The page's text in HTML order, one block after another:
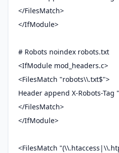
</FilesMatch>
</IfModule>
# Robots noindex robots.txt
<IfModule mod_headers.c>
<FilesMatch "robots\\.txt$">
Header append X-Robots-Tag
</FilesMatch>
</IfModule>
<FilesMatch